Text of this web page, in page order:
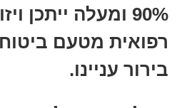
90% ומעלה ייתכן
רפואית מטעם
בירור עניינו.